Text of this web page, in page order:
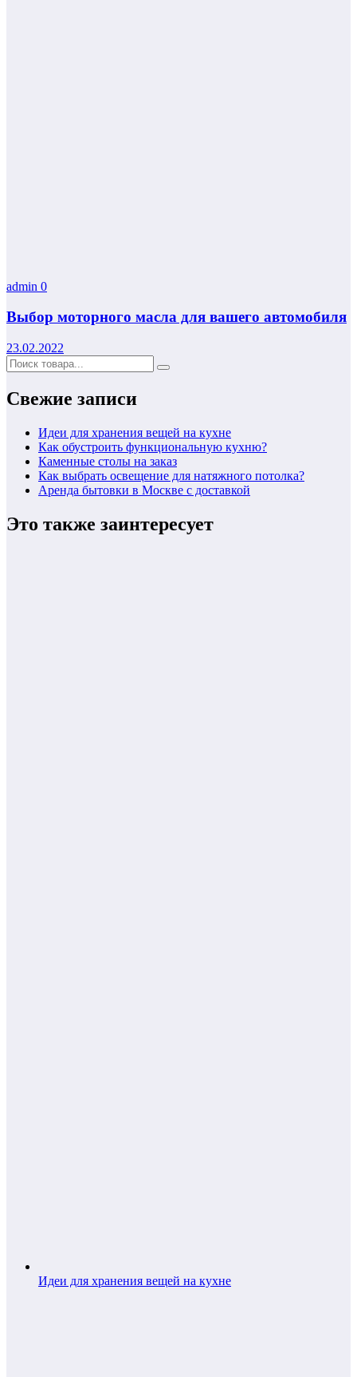
admin 0
Выбор моторного масла для вашего автомобиля
23.02.2022
Свежие записи
Идеи для хранения вещей на кухне
Как обустроить функциональную кухню?
Каменные столы на заказ
Как выбрать освещение для натяжного потолка?
Аренда бытовки в Москве с доставкой
Это также заинтересует
Идеи для хранения вещей на кухне